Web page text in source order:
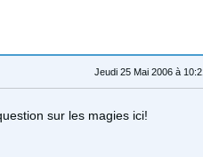
Jeudi 25 Mai 2006 à
sur les magies ici!